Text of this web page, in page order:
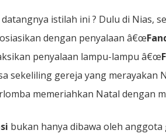
istilah ini ? Dulu di Nias,
dengan penyalaan â€œ
penyalaan lampu-lampu â€œ
sekeliling gereja yang
memeriahkan Natal dengan
bukan hanya dibawa oleh